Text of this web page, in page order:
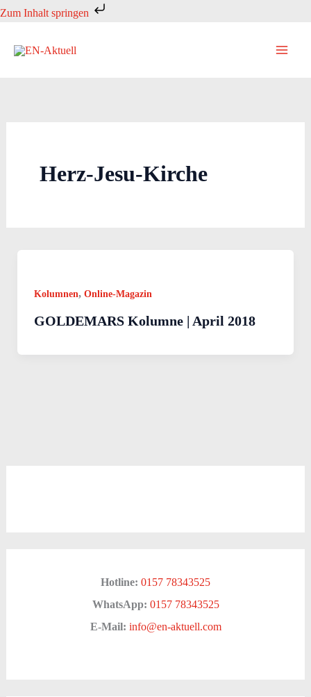
Zum Inhalt springen
Zum
springen
Herz-Jesu-Kirche
Kolumnen, Online-Magazin
GOLDEMARS Kolumne | April 2018
Hotline: 0157 78343525
WhatsApp: 0157 78343525
E-Mail: info@en-aktuell.com